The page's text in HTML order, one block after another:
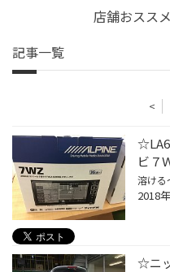
店舗おスス
記事一覧
<
ビ７
2018
☆ニ